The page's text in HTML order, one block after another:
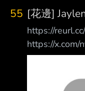
could play 2
records out of
55 [花邊]
https://
https://
37680
4217038 黃